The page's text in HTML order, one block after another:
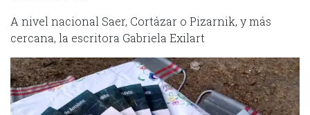
A nivel nacional Saer, Cortázar o Pizarnik, y más
cercana, la escritora Gabriela Exilart